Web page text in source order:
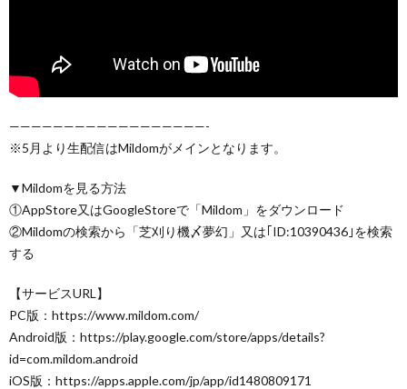
——————————————————-
※5月より生配信はMildomがメインとなります。
▼Mildomを見る方法
①AppStore又はGoogleStoreで「Mildom」をダウンロード
②Mildomの検索から「芝刈り機〆夢幻」又は｢ID:10390436｣を検索
する
【サービスURL】
PC版：https://www.mildom.com/
Android版：https://play.google.com/store/apps/details?
id=com.mildom.android
iOS版：https://apps.apple.com/jp/app/id1480809171